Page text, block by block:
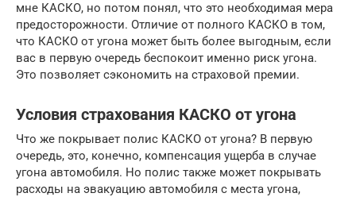
мне КАСКО, но потом понял, что это необходимая мера
предосторожности. Отличие от полного КАСКО в том,
что КАСКО от угона может быть более выгодным, если
вас в первую очередь беспокоит именно риск угона.
Это позволяет сэкономить на страховой премии.
Условия страхования КАСКО от угона
Что же покрывает полис КАСКО от угона? В первую
очередь, это, конечно, компенсация ущерба в случае
угона автомобиля. Но полис также может покрывать
расходы на эвакуацию автомобиля с места угона,